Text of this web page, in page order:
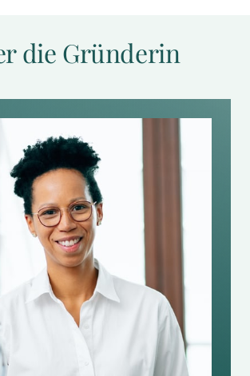
die Gründerin